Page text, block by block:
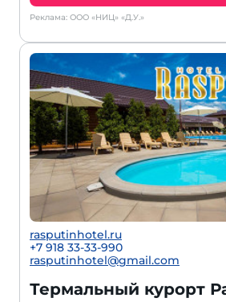
Реклама: ООО «НИЦ» «Д.У.»
rasputinhotel.ru
+7 918 33-33-990
rasputinhotel@gmail.com
Термальный курорт